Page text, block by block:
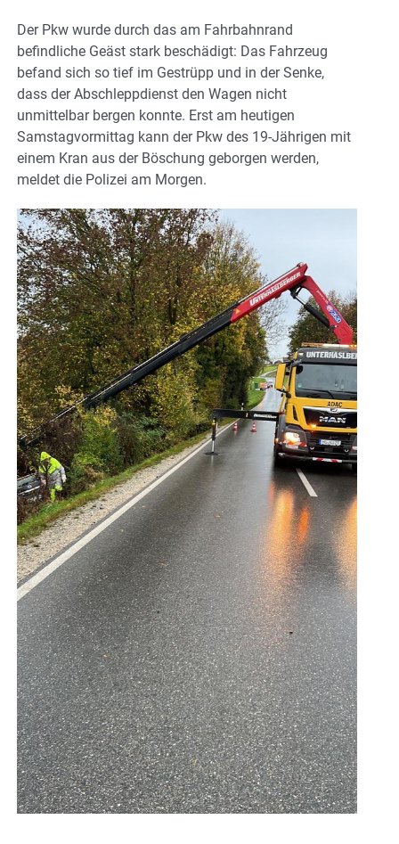
Der Pkw wurde durch das am Fahrbahnrand
befindliche Geäst stark beschädigt: Das Fahrzeug
befand sich so tief im Gestrüpp und in der Senke,
dass der Abschleppdienst den Wagen nicht
unmittelbar bergen konnte. Erst am heutigen
Samstagvormittag kann der Pkw des 19-Jährigen mit
einem Kran aus der Böschung geborgen werden,
meldet die Polizei am Morgen.